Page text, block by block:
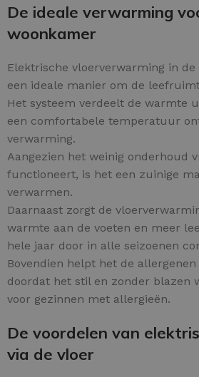
De ideale verwarming
woonkamer
Elektrische vloerverwarming in
een ideale manier om de
Het systeem verdeelt de warmte
een comfortabele temperatuur
verwarming.
Aangezien het weinig onderhoud
functioneert, is het een zuinige
verwarmen.
Daarnaast zorgt de
warmte aan de voeten en meer
hele jaar door in alle seizoenen
Bovendien helpt het de
doordat het stil en zonder blazen
voor gezinnen met allergieën.
De voordelen van
via de vloer